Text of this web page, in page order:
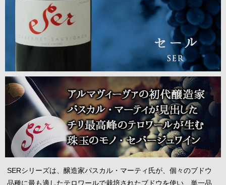
SERシリーズは、醸造家パスカル・マーティ氏が、個々のブドウ
品種に最も適したテロワールで栽培されたブドウを使い、単一品